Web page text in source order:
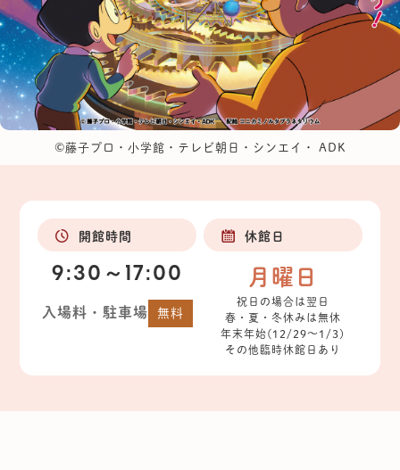
©藤子プロ・小学館・テレビ朝日・シンエイ・ ADK
開館時間
9:30～17:00
入場料・駐車場 無料
休館日
月曜日
祝日の場合は翌日
春・夏・冬休みは無休
年末年始(12/29～1/3)
その他臨時休館日あり